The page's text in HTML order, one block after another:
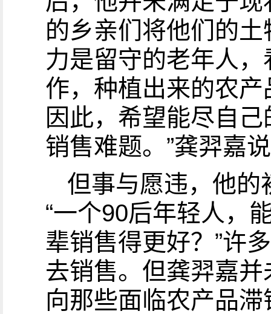
的乡亲们将他们的
力是留守的老年人
作，种植出来的农
因此，希望能尽自
销售难题。”龚羿嘉
但事与愿违，他的
“一个90后年轻人，
辈销售得更好？”许
去销售。但龚羿嘉
向那些面临农产品